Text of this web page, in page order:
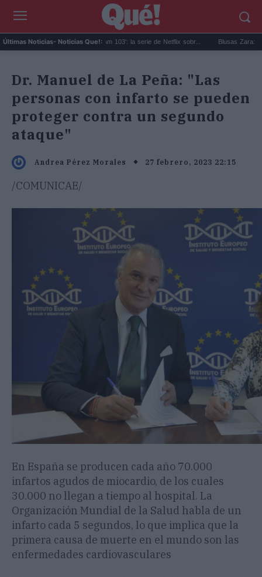
Últimas Noticias- Noticias Que!:
'Bomba en el Pan Am 103': la serie de Netflix sobr... Blusas Zara: cinco
Dr. Manuel de La Peña: "Las
personas con infarto se pueden
proteger contra un segundo
ataque"
Andrea Pérez Morales 27 febrero, 2023 22:15
/COMUNICAE/
En España se producen cada año 70.000
infartos agudos de miocardio, de los cuales
30.000 no llegan a tiempo al hospital. La
Organización Mundial de la Salud habla de un
infarto cada 5 segundos, lo que implica que la
primera causa de muerte en el mundo son las
enfermedades cardiovasculares